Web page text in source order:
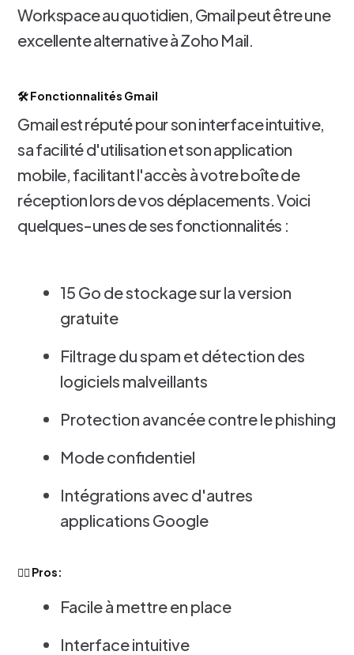
Workspace au quotidien, Gmail peut être une
excellente alternative à Zoho Mail.
🛠️ Fonctionnalités Gmail
Gmail est réputé pour son interface intuitive,
sa facilité d'utilisation et son application
mobile, facilitant l'accès à votre boîte de
réception lors de vos déplacements. Voici
quelques-unes de ses fonctionnalités :
15 Go de stockage sur la version
gratuite
Filtrage du spam et détection des
logiciels malveillants
Protection avancée contre le phishing
Mode confidentiel
Intégrations avec d'autres
applications Google
👍🏻 Pros:
Facile à mettre en place
Interface intuitive